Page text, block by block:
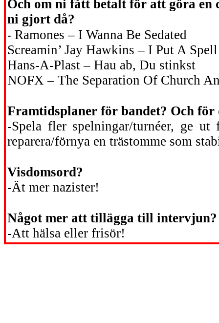
Och om ni fått betalt för att göra
ni gjort då?
- Ramones – I Wanna Be Sedated
Screamin’ Jay Hawkins – I Put A
Hans-A-Plast – Hau ab, Du stinkst
NOFX – The Separation Of Church
Framtidsplaner för bandet? Och
-Spela fler spelningar/turnéer, ge
reparera/förnya en trästomme som
Visdomsord?
-Ät mer nazister!
Något mer att tillägga till
-Att hälsa eller frisör!